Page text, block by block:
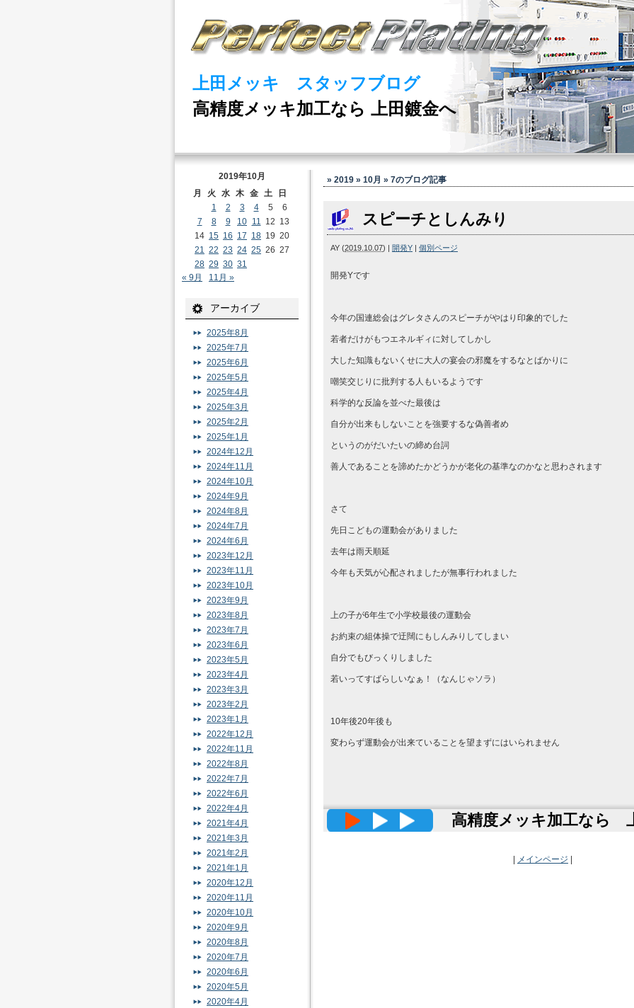
上田メッキ スタッフブログ
高精度メッキ加工なら 上田鍍金へ
» 2019 » 10月 » 7のブログ記事
スピーチとしんみり
AY (2019.10.07) | 開発Y | 個別ページ
開発Yです
今年の国連総会はグレタさんのスピーチがやはり印象的でした
若者だけがもつエネルギィに対してしかし
大した知識もないくせに大人の宴会の邪魔をするなとばかりに
嘲笑交じりに批判する人もいるようです
科学的な反論を並べた最後は
自分が出来もしないことを強要するな偽善者め
というのがだいたいの締め台詞
善人であることを諦めたかどうかが老化の基準なのかなと思わされます
さて
先日こどもの運動会がありました
去年は雨天順延
今年も天気が心配されましたが無事行われました
上の子が6年生で小学校最後の運動会
お約束の組体操で迂闊にもしんみりしてしまい
自分でもびっくりしました
若いってすばらしいなぁ！（なんじゃソラ）
10年後20年後も
変わらず運動会が出来ていることを望まずにはいられません
高精度メッキ加工なら 上
メインページ
2019年10月
月
火 水 木 金 土
日
1
2 3 4 5
6
7
8 9 10 11 12 13
14 15 16 17 18 19 20
21 22 23 24 25 26 27
28 29 30 31
« 9月
11月 »
アーカイブ
2025年8月
2025年7月
2025年6月
2025年5月
2025年4月
2025年3月
2025年2月
2025年1月
2024年12月
2024年11月
2024年10月
2024年9月
2024年8月
2024年7月
2024年6月
2023年12月
2023年11月
2023年10月
2023年9月
2023年8月
2023年7月
2023年6月
2023年5月
2023年4月
2023年3月
2023年2月
2023年1月
2022年12月
2022年11月
2022年8月
2022年7月
2022年6月
2022年4月
2021年4月
2021年3月
2021年2月
2021年1月
2020年12月
2020年11月
2020年10月
2020年9月
2020年8月
2020年7月
2020年6月
2020年5月
2020年4月